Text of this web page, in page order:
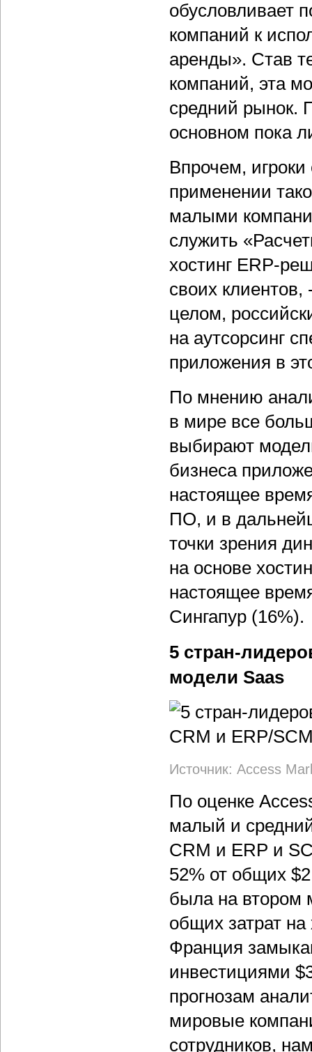
обусловливает
компаний к
аренды». Став
компаний, эта
средний рынок.
основном пока
Впрочем, игроки
применении
малыми
служить
хостинг ERP-
своих
целом,
на аутсорсинг
приложения в
По мнению
в мире все
выбирают
бизнеса
настоящее
ПО, и в
точки зрения
на основе
настоящее
Сингапур (16%).
5 стран-
модели Saas
Источник: Access
По оценке
малый и
CRM и ERP и
52% от общих
была на втором
общих затрат
Франция
инвестициями
прогнозам
мировые
сотрудников,